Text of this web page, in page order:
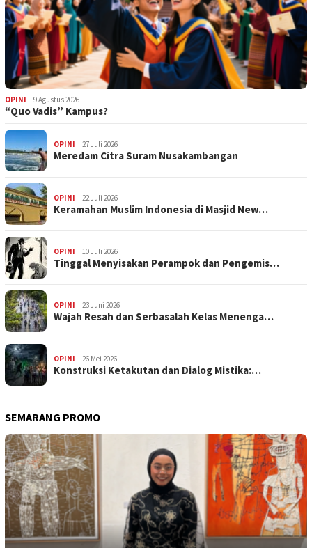
OPINI 9 Agustus 2026
“Quo Vadis” Kampus?
OPINI 27 Juli 2026
Meredam Citra Suram Nusakambangan
OPINI 22 Juli 2026
Keramahan Muslim Indonesia di Masjid New…
OPINI 10 Juli 2026
Tinggal Menyisakan Perampok dan Pengemis…
OPINI 23 Juni 2026
Wajah Resah dan Serbasalah Kelas Menenga…
OPINI 26 Mei 2026
Konstruksi Ketakutan dan Dialog Mistika:…
SEMARANG PROMO